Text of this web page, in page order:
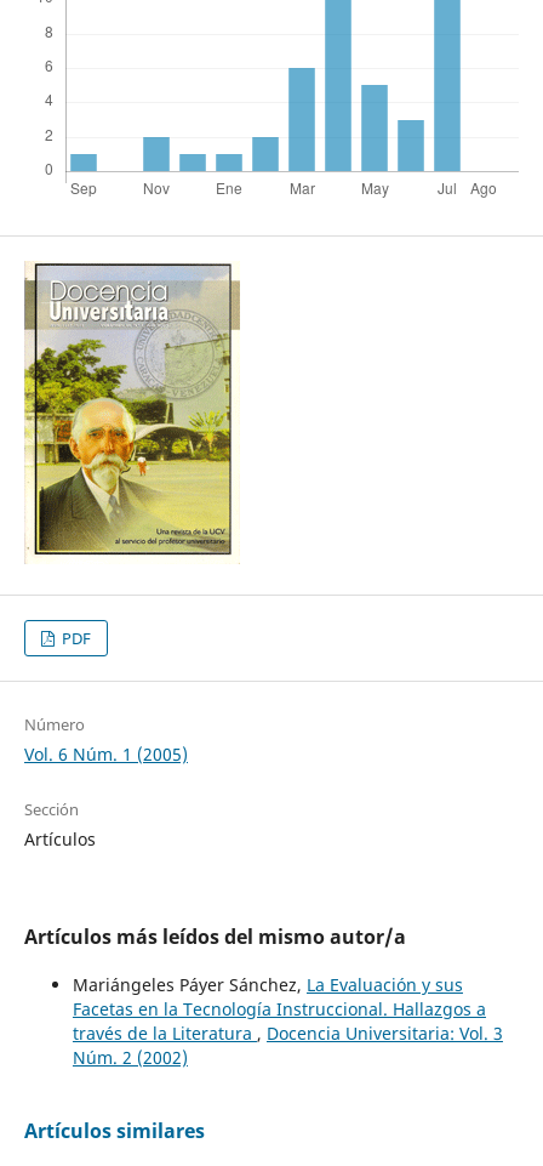
PDF
Número
Vol. 6 Núm. 1 (2005)
Sección
Artículos
Artículos más leídos del mismo autor/a
Mariángeles Páyer Sánchez, La Evaluación y sus
Facetas en la Tecnología Instruccional. Hallazgos a
través de la Literatura , Docencia Universitaria: Vol. 3
Núm. 2 (2002)
Artículos similares